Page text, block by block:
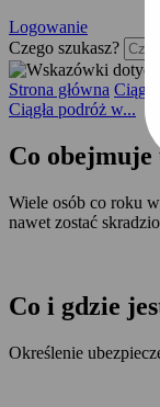
Logowanie
Czego szukasz?
Strona główna
Ciągła podróż w...
Co obejmuje
Wiele osób co roku
nawet zostać
Co i gdzie
Określenie